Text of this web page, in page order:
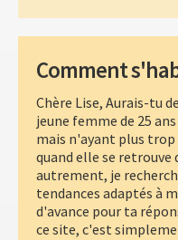
Comment
Chère Lise, Aurais-tu
jeune femme de 25
mais n'ayant plus
quand elle se retrouve
autrement, je
tendances adaptés à
d'avance pour ta
ce site, c'est